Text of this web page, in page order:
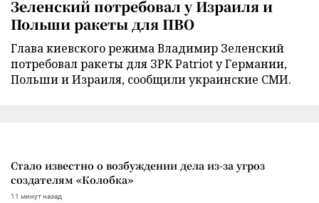
Зеленский потребовал у Израиля и
Польши ракеты для ПВО
Глава киевского режима Владимир Зеленский
потребовал ракеты для ЗРК Patriot у Германии,
Польши и Израиля, сообщили украинские СМИ.
Стало известно о возбуждении дела из-за угроз
создателям «Колобка»
11 минут назад